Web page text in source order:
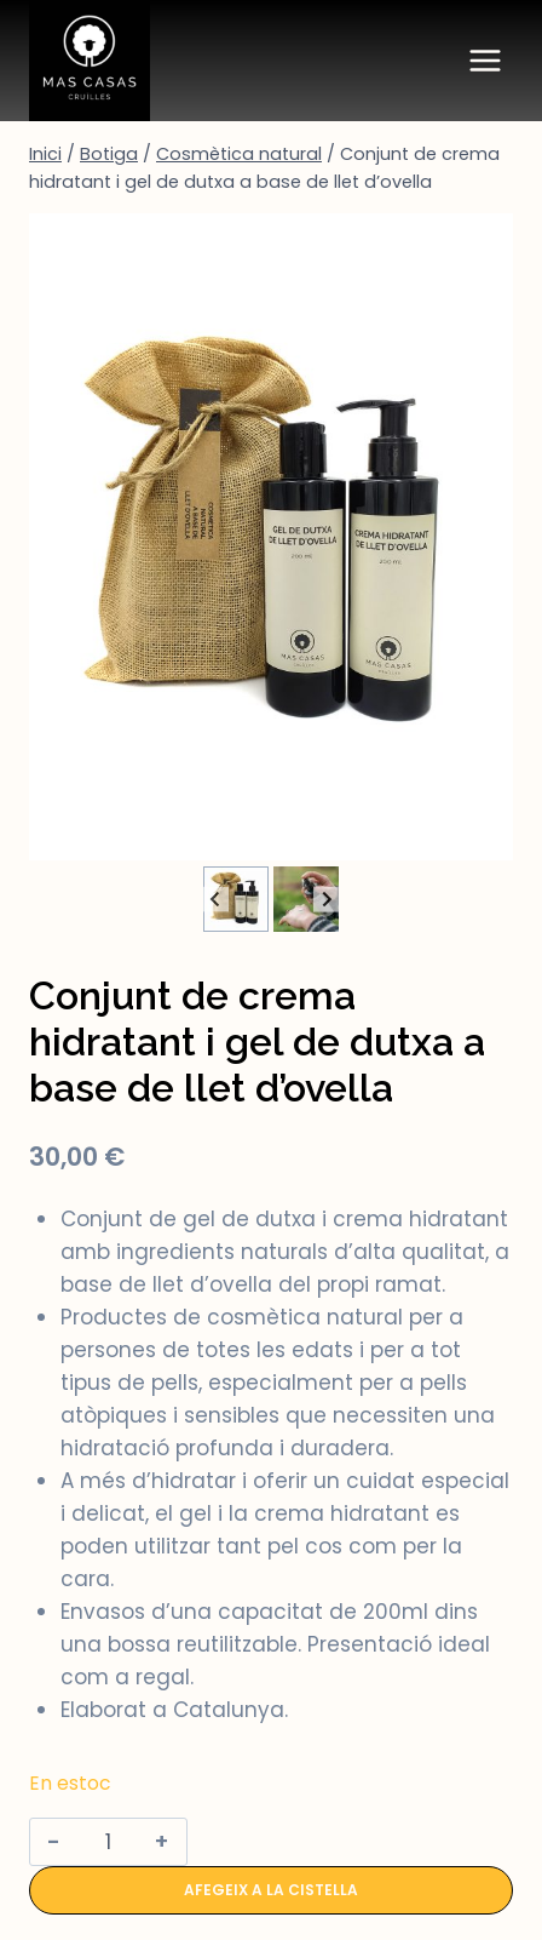
contingut
Inici / Botiga / Cosmètica natural / Conjunt de crema
hidratant i gel de dutxa a base de llet d’ovella
Conjunt de crema
hidratant i gel de dutxa a
base de llet d’ovella
30,00 €
Conjunt de gel de dutxa i crema hidratant
amb ingredients naturals d’alta qualitat, a
base de llet d’ovella del propi ramat.
Productes de cosmètica natural per a
persones de totes les edats i per a tot
tipus de pells, especialment per a pells
atòpiques i sensibles que necessiten una
hidratació profunda i duradera.
A més d’hidratar i oferir un cuidat especial
i delicat, el gel i la crema hidratant es
poden utilitzar tant pel cos com per la
cara.
Envasos d’una capacitat de 200ml dins
una bossa reutilitzable. Presentació ideal
com a regal.
Elaborat a Catalunya.
En estoc
quantitat
de
AFEGEIX A LA CISTELLA